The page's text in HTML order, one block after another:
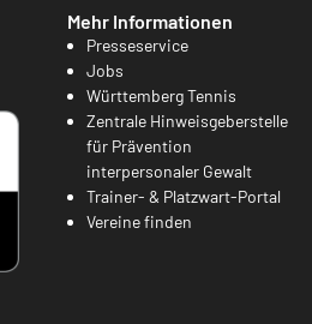
Mehr Informationen
Presseservice
Jobs
Württemberg Tennis
Zentrale Hinweisgeberstelle
für Prävention
interpersonaler Gewalt
Trainer- & Platzwart-Portal
Vereine finden